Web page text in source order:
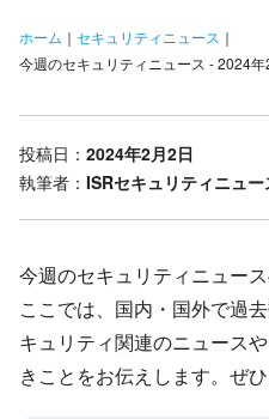
ホーム ｜ セキュリティニュース ｜
今週のセキュリティニュース - 2024年
投稿日： 2024年2月2日
執筆者： ISRセキュリティニュ
今週のセキュリティニュー
ここでは、国内・国外で過
キュリティ関連のニュース
きことをお伝えします。ぜひ